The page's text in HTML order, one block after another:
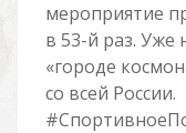
мероприятие
в 53-й раз. Уже
«городе
со всей России.